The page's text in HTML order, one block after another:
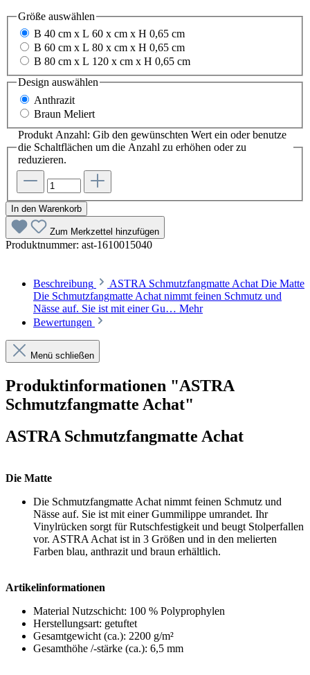
Größe auswählen
B 40 cm x L 60 x cm x H 0,65 cm
B 60 cm x L 80 x cm x H 0,65 cm
B 80 cm x L 120 x cm x H 0,65 cm
Design auswählen
Anthrazit
Braun Meliert
Produkt Anzahl: Gib den gewünschten Wert ein oder benutze
die Schaltflächen um die Anzahl zu erhöhen oder zu
reduzieren.
In den Warenkorb
Zum Merkzettel hinzufügen
Produktnummer: ast-1610015040
Beschreibung
ASTRA Schmutzfangmatte Achat Die Matte
Die Schmutzfangmatte Achat nimmt feinen Schmutz und
Nässe auf. Sie ist mit einer Gu… Mehr
Bewertungen
Menü schließen
Produktinformationen "ASTRA
Schmutzfangmatte Achat"
ASTRA Schmutzfangmatte Achat
Die Matte
Die Schmutzfangmatte Achat nimmt feinen Schmutz und
Nässe auf. Sie ist mit einer Gummilippe umrandet. Ihr
Vinylrücken sorgt für Rutschfestigkeit und beugt Stolperfallen
vor. ASTRA Achat ist in 3 Größen und in den melierten
Farben blau, anthrazit und braun erhältlich.
Artikelinformationen
Material Nutzschicht: 100 % Polyprophylen
Herstellungsart: getuftet
Gesamtgewicht (ca.): 2200 g/m²
Gesamthöhe /-stärke (ca.): 6,5 mm